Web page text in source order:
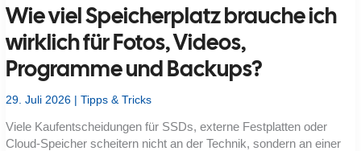
Wie viel Speicherplatz brauche ich
wirklich für Fotos, Videos,
Programme und Backups?
29. Juli 2026 |Tipps & Tricks
Viele Kaufentscheidungen für SSDs, externe Festplatten oder
Cloud-Speicher scheitern nicht an der Technik, sondern an einer